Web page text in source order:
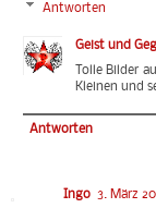
Antworten
Geist und
Tolle Bilder
Kleinen und
Antworten
Ingo 3. März